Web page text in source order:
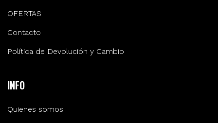
OFERTAS
Contacto
Política de Devolución y Cambio
INFO
Quienes somos